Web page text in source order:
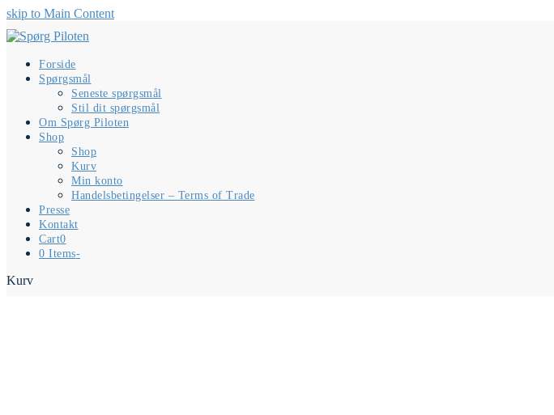
skip to Main Content
Forside
Spørgsmål
Seneste spørgsmål
Stil dit spørgsmål
Om Spørg Piloten
Shop
Shop
Kurv
Min konto
Handelsbetingelser – Terms of Trade
Presse
Kontakt
Cart0
0 Items-
Kurv